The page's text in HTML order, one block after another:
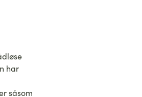
har
såsom